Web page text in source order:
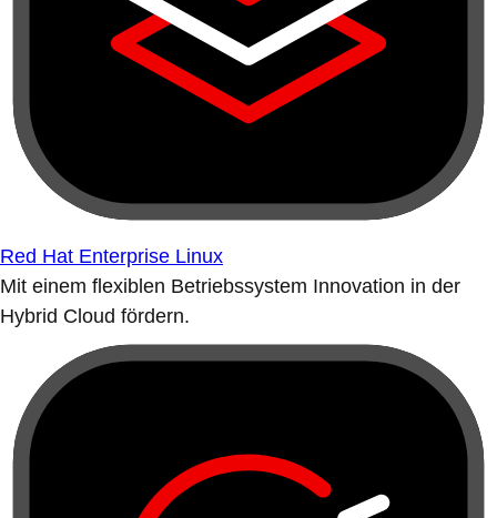
Red Hat Enterprise Linux
Mit einem flexiblen Betriebssystem Innovation in der
Hybrid Cloud fördern.